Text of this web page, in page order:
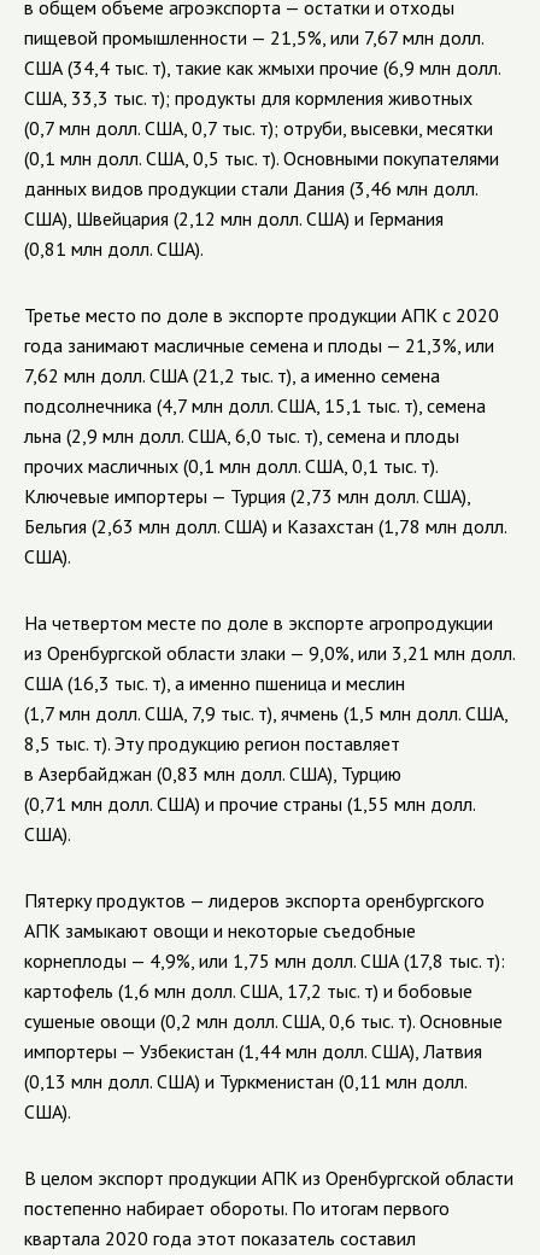
в общем объеме агроэкспорта — остатки и отходы
пищевой промышленности — 21,5%, или 7,67 млн долл.
США (34,4 тыс. т), такие как жмыхи прочие (6,9 млн долл.
США, 33,3 тыс. т); продукты для кормления животных
(0,7 млн долл. США, 0,7 тыс. т); отруби, высевки, месятки
(0,1 млн долл. США, 0,5 тыс. т). Основными покупателями
данных видов продукции стали Дания (3,46 млн долл.
США), Швейцария (2,12 млн долл. США) и Германия
(0,81 млн долл. США).
Третье место по доле в экспорте продукции АПК с 2020
года занимают масличные семена и плоды — 21,3%, или
7,62 млн долл. США (21,2 тыс. т), а именно семена
подсолнечника (4,7 млн долл. США, 15,1 тыс. т), семена
льна (2,9 млн долл. США, 6,0 тыс. т), семена и плоды
прочих масличных (0,1 млн долл. США, 0,1 тыс. т).
Ключевые импортеры — Турция (2,73 млн долл. США),
Бельгия (2,63 млн долл. США) и Казахстан (1,78 млн долл.
США).
На четвертом месте по доле в экспорте агропродукции
из Оренбургской области злаки — 9,0%, или 3,21 млн долл.
США (16,3 тыс. т), а именно пшеница и меслин
(1,7 млн долл. США, 7,9 тыс. т), ячмень (1,5 млн долл. США,
8,5 тыс. т). Эту продукцию регион поставляет
в Азербайджан (0,83 млн долл. США), Турцию
(0,71 млн долл. США) и прочие страны (1,55 млн долл.
США).
Пятерку продуктов — лидеров экспорта оренбургского
АПК замыкают овощи и некоторые съедобные
корнеплоды — 4,9%, или 1,75 млн долл. США (17,8 тыс. т):
картофель (1,6 млн долл. США, 17,2 тыс. т) и бобовые
сушеные овощи (0,2 млн долл. США, 0,6 тыс. т). Основные
импортеры — Узбекистан (1,44 млн долл. США), Латвия
(0,13 млн долл. США) и Туркменистан (0,11 млн долл.
США).
В целом экспорт продукции АПК из Оренбургской области
постепенно набирает обороты. По итогам первого
квартала 2020 года этот показатель составил